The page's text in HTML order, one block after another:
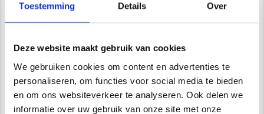
Toestemming Details Over
Deze website maakt gebruik van cookies
We gebruiken cookies om content en advertenties te
personaliseren, om functies voor social media te bieden
en om ons websiteverkeer te analyseren. Ook delen we
informatie over uw gebruik van onze site met onze
Tel. 0614333291
Wij zijn VCA gecertificeerd